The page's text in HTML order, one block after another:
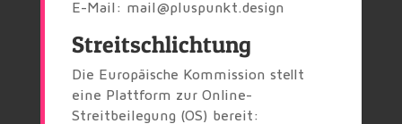
E-Mail: mail@pluspunkt.design
Streitschlichtung
Die Europäische Kommission stellt
eine Plattform zur Online-
Streitbeilegung (OS) bereit: